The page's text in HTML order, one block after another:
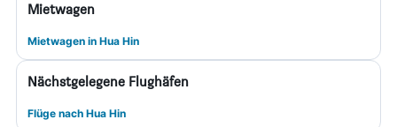
Mietwagen
Mietwagen in Hua Hin
Nächstgelegene Flughäfen
Flüge nach Hua Hin